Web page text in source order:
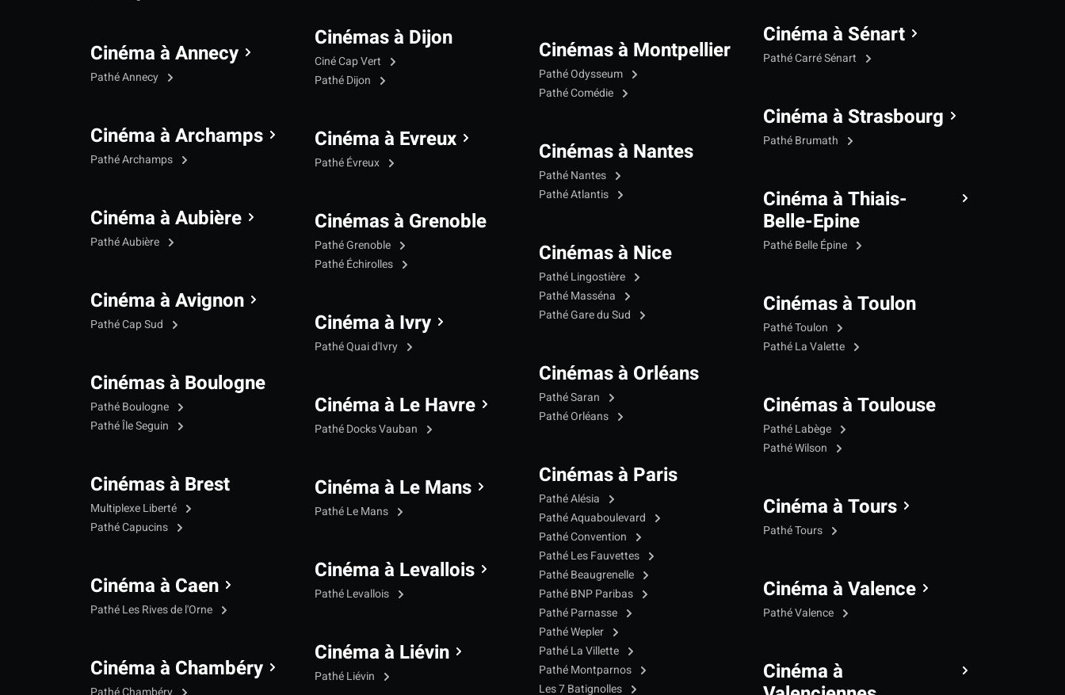
Cinéma à Annecy
Pathé Annecy
Cinéma à Archamps
Pathé Archamps
Cinéma à Aubière
Pathé Aubière
Cinéma à Avignon
Pathé Cap Sud
Cinémas à Boulogne
Pathé Boulogne
Pathé Île Seguin
Cinémas à Brest
Multiplexe Liberté
Pathé Capucins
Cinéma à Caen
Pathé Les Rives de l'Orne
Cinéma à Chambéry
Cinémas à Dijon
Ciné Cap Vert
Pathé Dijon
Cinéma à Evreux
Pathé Évreux
Cinémas à Grenoble
Pathé Grenoble
Pathé Échirolles
Cinéma à Ivry
Pathé Quai d'Ivry
Cinéma à Le Havre
Pathé Docks Vauban
Cinéma à Le Mans
Pathé Le Mans
Cinéma à Levallois
Pathé Levallois
Cinéma à Liévin
Pathé Liévin
Cinémas à Montpellier
Pathé Odysseum
Pathé Comédie
Cinémas à Nantes
Pathé Nantes
Pathé Atlantis
Cinémas à Nice
Pathé Lingostière
Pathé Masséna
Pathé Gare du Sud
Cinémas à Orléans
Pathé Saran
Pathé Orléans
Cinémas à Paris
Pathé Alésia
Pathé Aquaboulevard
Pathé Convention
Pathé Les Fauvettes
Pathé Beaugrenelle
Pathé BNP Paribas
Pathé Parnasse
Pathé Wepler
Pathé La Villette
Pathé Montparnos
Les 7 Batignolles
Cinéma à Sénart
Pathé Carré Sénart
Cinéma à Strasbourg
Pathé Brumath
Cinéma à Thiais-
Belle-Epine
Pathé Belle Épine
Cinémas à Toulon
Pathé Toulon
Pathé La Valette
Cinémas à Toulouse
Pathé Labège
Pathé Wilson
Cinéma à Tours
Pathé Tours
Cinéma à Valence
Pathé Valence
Cinéma à